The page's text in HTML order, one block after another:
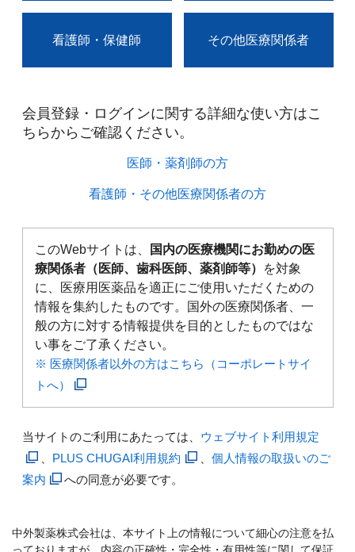
看護師・保健師 その他医療関係者
会員登録・ログインに関する詳細な使い方はこ
ちらからご確認ください。​
医師・薬剤師の方​
看護師・その他医療関係者の方​
このWebサイトは、
国内の医療機関にお勤めの医
療関係者（医師、歯科医師、薬剤師等）
を対象
に、医療用医薬品を適正にご使用いただくための
情報を集約したものです。国外の医療関係者、一
般の方に対する情報提供を目的としたものではな
い事をご了承ください。
※ 医療関係者以外の方はこちら（コーポレートサイ
トへ）
当サイトのご利用にあたっては、 ウェブサイト利用規定
PLUS CHUGAI利用規約
個人情報の取扱いのご
案内
への同意が必要です。
中外製薬株式会社は、本サイト上の情報について細心の注意を払
っておりますが、内容の正確性・完全性・有用性等に関して保証